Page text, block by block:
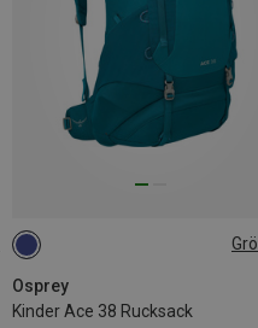
Osprey
Kinder Ace 38 Rucksack
38L